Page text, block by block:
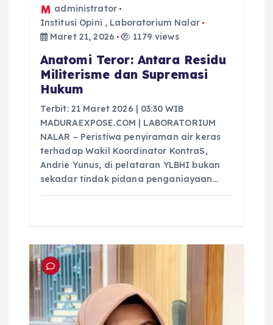
administrator
Institusi Opini , Laboratorium Nalar
Maret 21, 2026
1179 views
Anatomi Teror: Antara Residu
Militerisme dan Supremasi
Hukum
Terbit: 21 Maret 2026 | 03:30 WIB
MADURAEXPOSE.COM | LABORATORIUM
NALAR – Peristiwa penyiraman air keras
terhadap Wakil Koordinator KontraS,
Andrie Yunus, di pelataran YLBHI bukan
sekadar tindak pidana penganiayaan…